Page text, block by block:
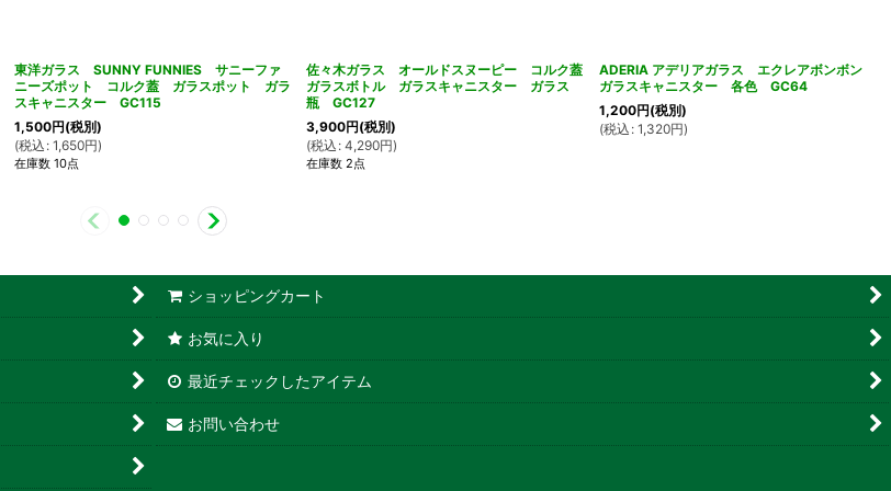
東洋ガラス SUNNY FUNNIES サニーファ
ニーズポット コルク蓋 ガラスポット ガラ
スキャニスター GC115
1,500円(税別)
(税込 : 1,650円)
在庫数 10点
佐々木ガラス オールドスヌーピー コルク蓋
ガラスボトル ガラスキャニスター ガラス
瓶 GC127
3,900円(税別)
(税込 : 4,290円)
在庫数 2点
ADERIA アデリアガラス エクレアボンボン
ガラスキャニスター 各色 GC64
1,200円(税別)
(税込 : 1,320円)
ショッピングカート
お気に入り
最近チェックしたアイテム
お問い合わせ